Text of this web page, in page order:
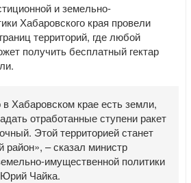
и земельно-
Хабаровского края провели
территорий, где любой
получить бесплатный гектар
Хабаровском крае есть земли,
отработанные ступени ракет
Этой территорией станет
район», – сказал министр
имущественной политики
Юрий Чайка.